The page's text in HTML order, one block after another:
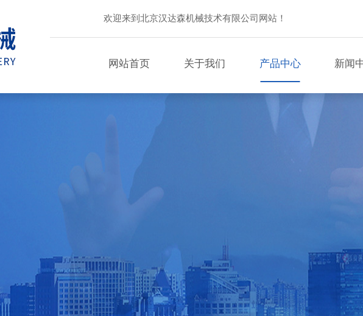
欢迎来到北京汉达森机械技术有限公司网站！
网站首页 关于我们 产品中心 新闻